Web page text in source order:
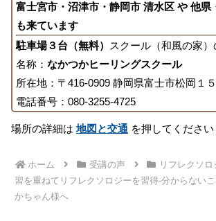
富士宮市・沼津市・静岡市 清水区 や 他県
も来ています
駐車場３台（無料）
スクール（和風の家）
名称： なかつかヒーリングスクール
所在地：〒416-0909 静岡県富士市松岡１
電話番号：080-3255-4725
場所の詳細は地図と交通 を押してください
ホーム 受講の声 リフレクソロ
習を重ねてリフレクソロジーを習得-分からない
かちゃん様へ